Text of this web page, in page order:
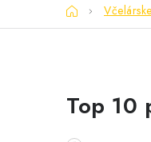
Domov
o
Top 10